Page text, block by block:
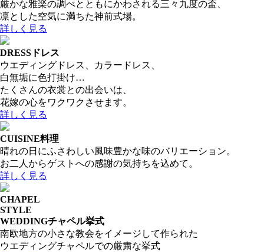
厳かな雅楽の調べとともにかわされる三々九度の盃、
凛とした空気に満ちた神前式場。
詳しく見る
DRESS ドレス
ウエディングドレス、カラードレス、
白無垢に色打掛け…
たくさんの衣裳との出会いは、
花嫁の心をワクワクさせます。
詳しく見る
CUISINE料理
晴れの日にふさわしい風味豊かな味のバリエーション。
お二人からゲストへの感謝の気持ちを込めて。
詳しく見る
CHAPEL
STYLE
WEDDINGチャペル挙式
南欧地方の小さな教会をイメージして作られた
ウエディングチャペルでの厳粛な挙式